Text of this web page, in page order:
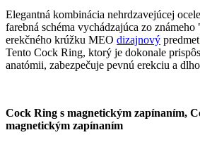
Elegantná kombinácia nehrdzavejúcej
farebná schéma vychádzajúca zo
erekčného krúžku MEO dizajnový predmet
Tento Cock Ring, ktorý je dokonale
anatómii, zabezpečuje pevnú erekciu a
Cock Ring s magnetickým zapínaním,
magnetickým zapínaním